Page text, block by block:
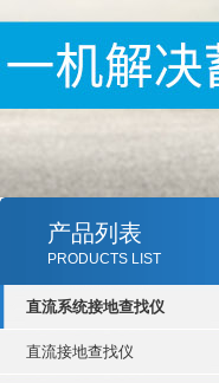
产品列表
PRODUCTS LIST
直流系统接地查找仪
直流接地查找仪